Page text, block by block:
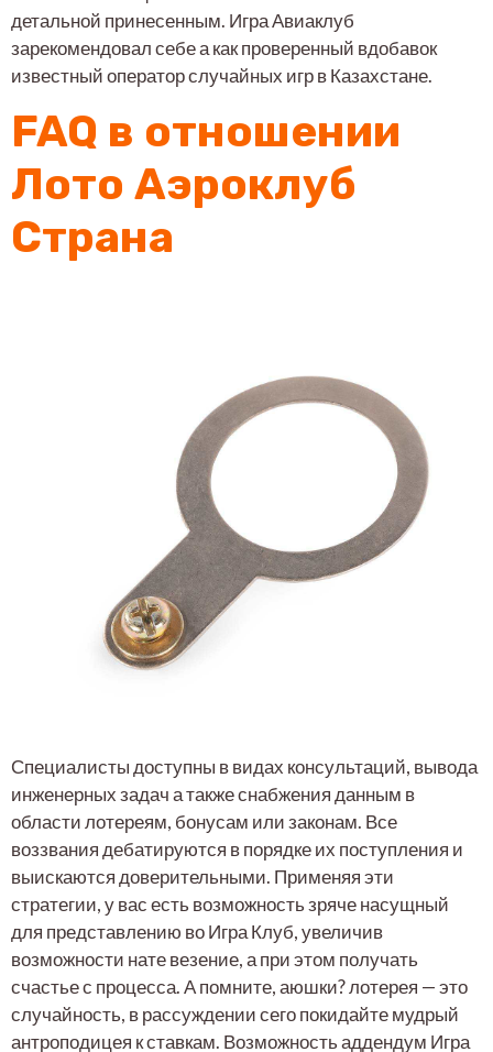
детальной принесенным. Игра Авиаклуб
зарекомендовал себе а как проверенный вдобавок
известный оператор случайных игр в Казахстане.
FAQ в отношении
Лото Аэроклуб
Страна
Специалисты доступны в видах консультаций, вывода
инженерных задач а также снабжения данным в
области лотереям, бонусам или законам. Все
воззвания дебатируются в порядке их поступления и
выискаются доверительными. Применяя эти
стратегии, у вас есть возможность зряче насущный
для представлению во Игра Клуб, увеличив
возможности нате везение, а при этом получать
счастье с процесса. А помните, аюшки? лотерея — это
случайность, в рассуждении сего покидайте мудрый
антроподицея к ставкам. Возможность аддендум Игра